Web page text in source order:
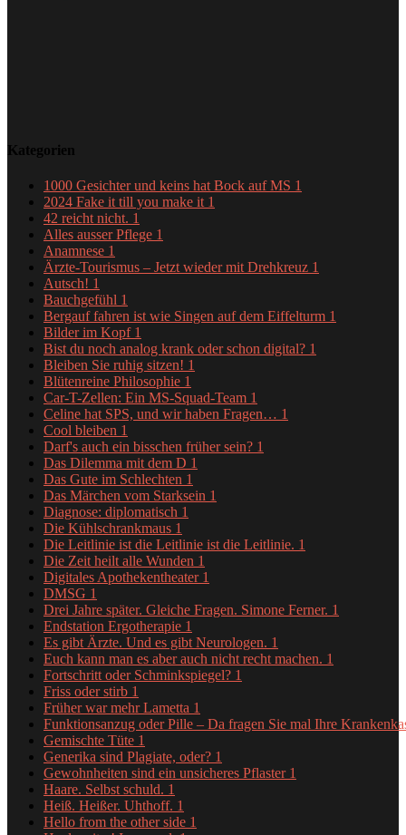
Kategorien
1000 Gesichter und keins hat Bock auf MS 1
2024 Fake it till you make it 1
42 reicht nicht. 1
Alles ausser Pflege 1
Anamnese 1
Ärzte-Tourismus – Jetzt wieder mit Drehkreuz 1
Autsch! 1
Bauchgefühl 1
Bergauf fahren ist wie Singen auf dem Eiffelturm 1
Bilder im Kopf 1
Bist du noch analog krank oder schon digital? 1
Bleiben Sie ruhig sitzen! 1
Blütenreine Philosophie 1
Car-T-Zellen: Ein MS-Squad-Team 1
Celine hat SPS, und wir haben Fragen… 1
Cool bleiben 1
Darf's auch ein bisschen früher sein? 1
Das Dilemma mit dem D 1
Das Gute im Schlechten 1
Das Märchen vom Starksein 1
Diagnose: diplomatisch 1
Die Kühlschrankmaus 1
Die Leitlinie ist die Leitlinie ist die Leitlinie. 1
Die Zeit heilt alle Wunden 1
Digitales Apothekentheater 1
DMSG 1
Drei Jahre später. Gleiche Fragen. Simone Ferner. 1
Endstation Ergotherapie 1
Es gibt Ärzte. Und es gibt Neurologen. 1
Euch kann man es aber auch nicht recht machen. 1
Fortschritt oder Schminkspiegel? 1
Friss oder stirb 1
Früher war mehr Lametta 1
Funktionsanzug oder Pille – Da fragen Sie mal Ihre
Gemischte Tüte 1
Generika sind Plagiate, oder? 1
Gewohnheiten sind ein unsicheres Pflaster 1
Haare. Selbst schuld. 1
Heiß. Heißer. Uhthoff. 1
Hello from the other side 1